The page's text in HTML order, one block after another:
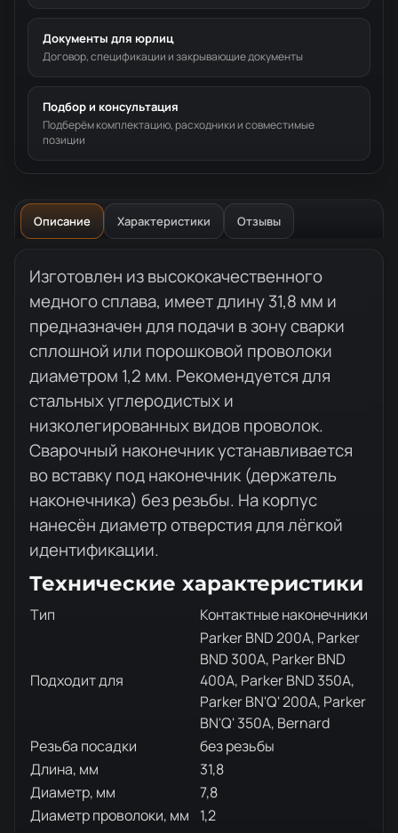
Документы для юрлиц
Договор, спецификации и закрывающие документы
Подбор и консультация
Подберём комплектацию, расходники и совместимые
позиции
Описание Характеристики Отзывы
Описание товара
Изготовлен из высококачественного
медного сплава, имеет длину 31,8 мм и
предназначен для подачи в зону сварки
сплошной или порошковой проволоки
диаметром 1,2 мм. Рекомендуется для
стальных углеродистых и
низколегированных видов проволок.
Сварочный наконечник устанавливается
во вставку под наконечник (держатель
наконечника) без резьбы. На корпус
нанесён диаметр отверстия для лёгкой
идентификации.
Технические характеристики
Тип Контактные наконечники
Подходит для
Parker BND 200A, Parker
BND 300A, Parker BND
400A, Parker BND 350A,
Parker BN'Q' 200A, Parker
BN'Q' 350A, Bernard
Резьба посадки
без резьбы
Длина, мм
31,8
Диаметр, мм
7,8
Диаметр проволоки, мм
1,2